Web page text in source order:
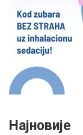
Најновије